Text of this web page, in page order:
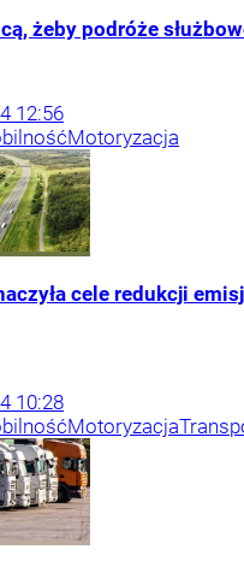
żeby podróże
12:56
Motoryzacja
cele redukcji
10:28
Motoryzacja